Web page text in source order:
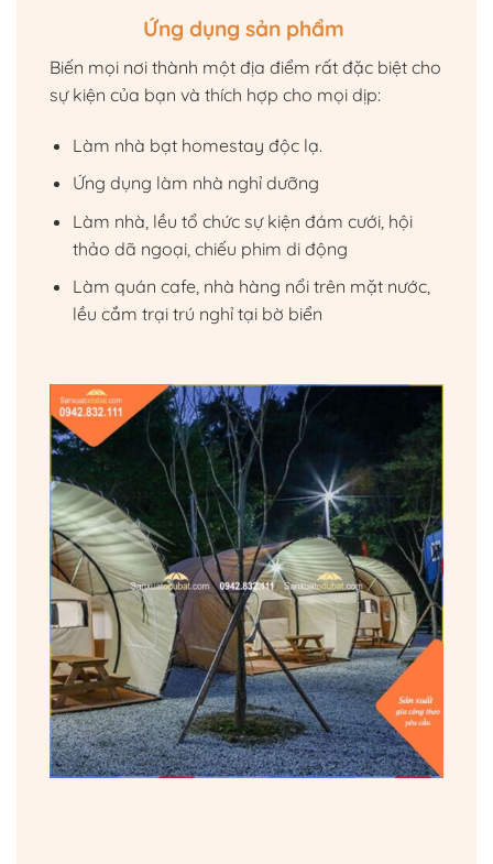
Ứng dụng sản phẩm
Biến mọi nơi thành một địa điểm rất đặc biệt cho
sự kiện của bạn và thích hợp cho mọi dịp:
Làm nhà bạt homestay độc lạ.
Ứng dụng làm nhà nghỉ dưỡng
Làm nhà, lều tổ chức sự kiện đám cưới, hội
thảo dã ngoại, chiếu phim di động
Làm quán cafe, nhà hàng nổi trên mặt nước,
lều cắm trại trú nghỉ tại bờ biển